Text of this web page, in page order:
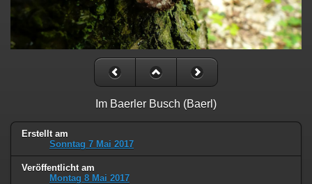
Im Baerler Busch (Baerl)
Erstellt am
Sonntag 7 Mai 2017
Veröffentlicht am
Montag 8 Mai 2017